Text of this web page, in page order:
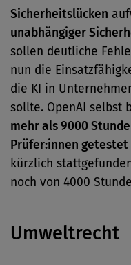
Sicherheitslücken
unabhängiger
sollen deutliche
nun die
die KI in
sollte. OpenAI selbst
mehr als 9000
Prüfer:innen getestet
kürzlich
noch von 4000
Umweltrecht